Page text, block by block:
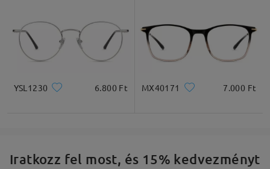
* Csak tájékoztató jellegű
YSL1230 6.800 Ft MX40171 7.000 Ft
Iratkozz fel most, és 15% kedvezményt